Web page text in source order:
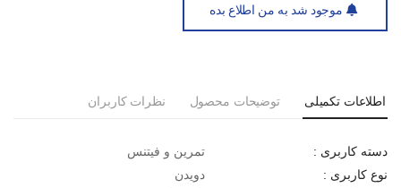
موجود شد به من اطلاع بده
اطلاعات تکمیلی توضیحات محصول نظرات کاربران
دسته کاربری : تمرین و فیتنس
نوع کاربری : دویدن